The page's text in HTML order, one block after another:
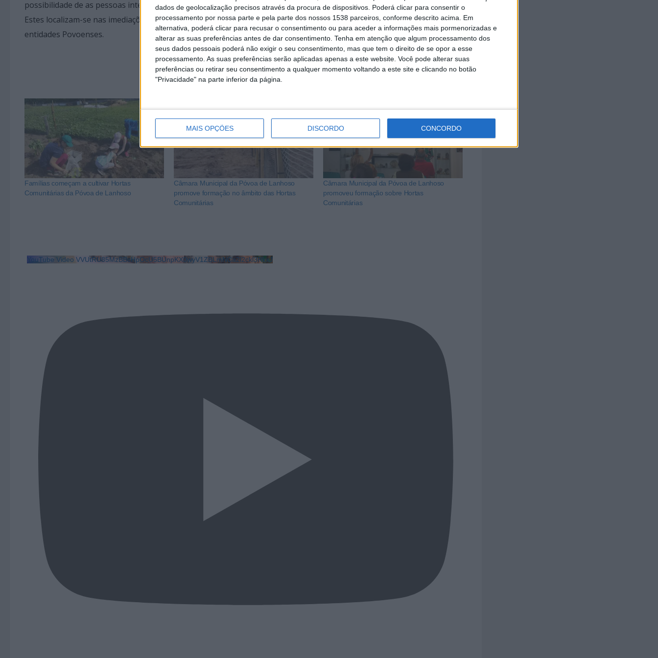
dados de geolocalização precisos através da procura de dispositivos. Poderá clicar para consentir o
processamento por nossa parte e pela parte dos nossos 1538 parceiros, conforme descrito acima. Em
alternativa, poderá clicar para recusar o consentimento ou para aceder a informações mais pormenorizadas e
alterar as suas preferências antes de dar consentimento. Tenha em atenção que algum processamento dos
seus dados pessoais poderá não exigir o seu consentimento, mas que tem o direito de se opor a esse
processamento. As suas preferências serão aplicadas apenas a este website. Você pode alterar suas
preferências ou retirar seu consentimento a qualquer momento voltando a este site e clicando no botão
"Privacidade" na parte inferior da página.
MAIS OPÇÕES DISCORDO CONCORDO
possibilidade de as pessoas interessadas beneficiarem de formação. Existem ainda talhões disponíveis para cedência.
Estes localizam-se nas imediações do Centro de Interpretação do Carvalho de Calvos e podem candidatar-se famílias e
entidades Povoenses.
Famílias começam a cultivar Hortas
Comunitárias da Póvoa de Lanhoso
Câmara Municipal da Póvoa de Lanhoso
promove formação no âmbito das Hortas
Comunitárias
Câmara Municipal da Póvoa de Lanhoso
promoveu formação sobre Hortas
Comunitárias
YouTube Video VVUtRU85MzBBcHpOcU5BUnpKX0wyV1ZBLmNCa2l2ckl3RkxJ